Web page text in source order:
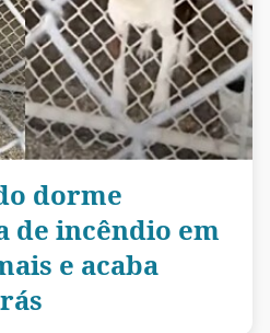
dorme
de incêndio em
e acaba